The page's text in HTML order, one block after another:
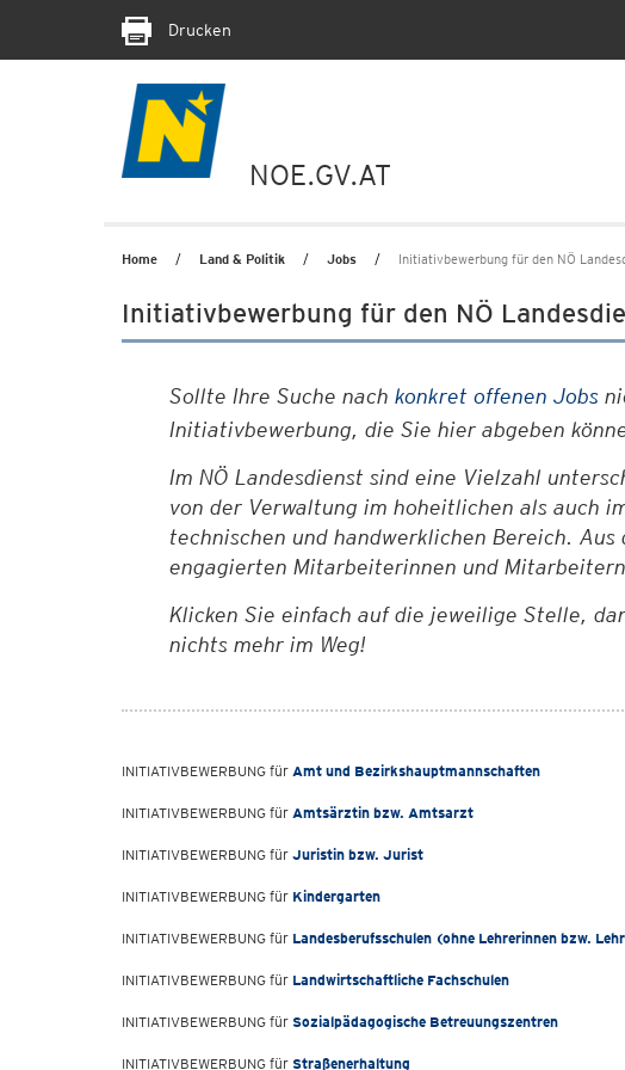
Drucken
NOE.GV.AT
Home Land & Politik Jobs Initiativbewerbung für den NÖ
Initiativbewerbung für den NÖ
Sollte Ihre Suche nach konkret offenen Jobs
Initiativbewerbung, die Sie hier abgeben
Im NÖ Landesdienst sind eine Vielzahl
von der Verwaltung im hoheitlichen als auch
technischen und handwerklichen Bereich.
engagierten Mitarbeiterinnen und
Klicken Sie einfach auf die jeweilige Stelle,
nichts mehr im Weg!
INITIATIVBEWERBUNG für Amt und Bezirkshauptmannschaften
INITIATIVBEWERBUNG für Amtsärztin bzw. Amtsarzt
INITIATIVBEWERBUNG für Juristin bzw. Jurist
INITIATIVBEWERBUNG für Kindergarten
INITIATIVBEWERBUNG für Landesberufsschulen (ohne Lehrerinnen bzw.
INITIATIVBEWERBUNG für Landwirtschaftliche Fachschulen
INITIATIVBEWERBUNG für Sozialpädagogische Betreuungszentren
INITIATIVBEWERBUNG für Straßenerhaltung